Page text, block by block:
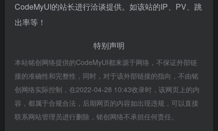
CodeMyUI的站长进行洽谈提供。如该站的IP、PV、跳
出率等！
特别声明
本站铭创网络提供的CodeMyUI都来源于网络，不保证外部链
接的准确性和完整性，同时，对于该外部链接的指向，不由铭
创网络实际控制，在2022-04-28 10:43收录时，该网页上的内
容，都属于合规合法，后期网页的内容如出现违规，可以直接
联系网站管理员进行删除，铭创网络不承担任何责任。